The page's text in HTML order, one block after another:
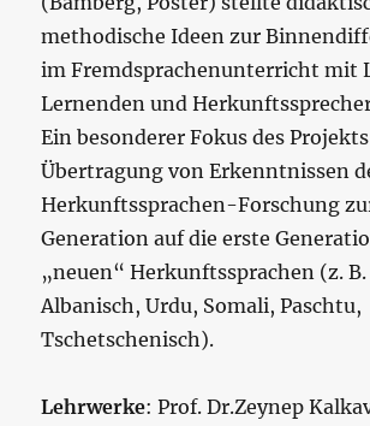
methodische Ideen zur
im Fremdsprachenunterricht mit
Lernenden und
Ein besonderer Fokus des
Übertragung von Erkenntnissen
Herkunftssprachen-Forschung
Generation auf die erste
„neuen“ Herkunftssprachen (z.
Albanisch, Urdu, Somali, Paschtu,
Tschetschenisch).
Lehrwerke: Prof. Dr.Zeynep